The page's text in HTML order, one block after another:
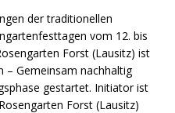
der traditionellen
vom 12. bis
Forst (Lausitz) ist
– Gemeinsam nachhaltig
gestartet. Initiator ist
Forst (Lausitz)